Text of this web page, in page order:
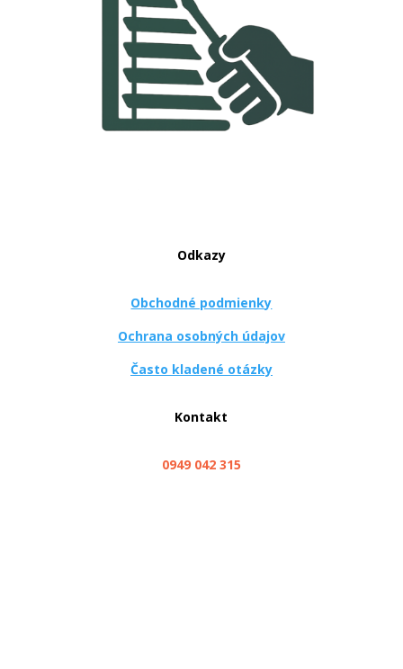
Odkazy
Obchodné podmienky
Ochrana osobných údajov
Často kladené otázky
Kontakt
0949 042 315